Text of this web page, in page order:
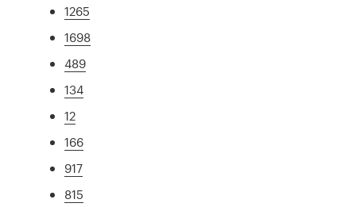
1265
1698
489
134
12
166
917
815